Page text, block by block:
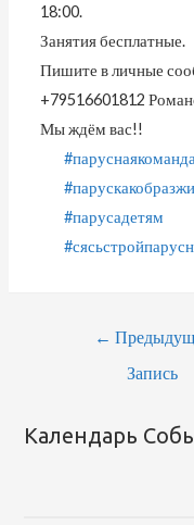
18:00.
Занятия бесплатные.
Пишите в личные
+79516601812
Мы ждём вас!!
#парусадетям
←
Запись
Календарь